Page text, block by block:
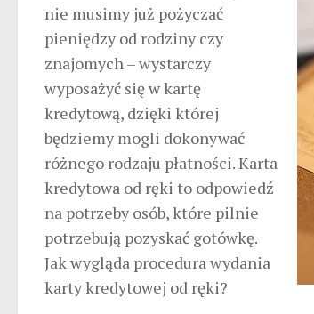
nie musimy już pożyczać
pieniędzy od rodziny czy
znajomych – wystarczy
wyposażyć się w kartę
kredytową, dzięki której
będziemy mogli dokonywać
różnego rodzaju płatności. Karta
kredytowa od ręki to odpowiedź
na potrzeby osób, które pilnie
potrzebują pozyskać gotówkę.
Jak wygląda procedura wydania
karty kredytowej od ręki?